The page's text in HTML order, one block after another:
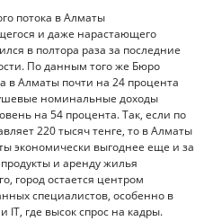
потока в Алматы
и даже нарастающего
в полтора раза за последние
По данным того же Бюро
в Алматы почти на 24 процента
номинальные доходы
на 54 процента. Так, если по
220 тысяч тенге, то в Алматы
экономически выгоднее еще и за
и аренду жилья
город остается центром
специалистов, особенно в
где высок спрос на кадры.